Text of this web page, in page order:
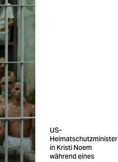
US-
Heimatschutzminister
in Kristi Noem
während eines